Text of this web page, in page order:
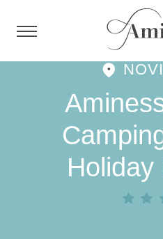
Hotel e resort
Holiday